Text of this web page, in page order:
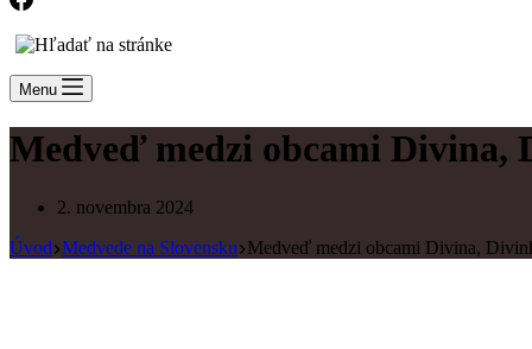
Menu
Medveď medzi obcami Divina,
2. novembra 2024
Úvod Medvede na Slovensku Medveď medzi obcami Divina,